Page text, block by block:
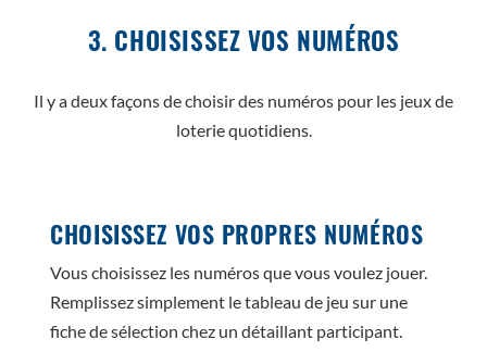
3. CHOISISSEZ VOS NUMÉROS
Il y a deux façons de choisir des numéros pour les jeux de
loterie quotidiens.
CHOISISSEZ VOS PROPRES NUMÉROS
Vous choisissez les numéros que vous voulez jouer.
Remplissez simplement le tableau de jeu sur une
fiche de sélection chez un détaillant participant.